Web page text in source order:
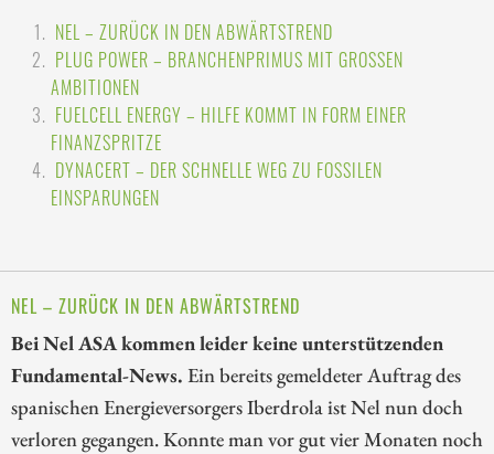
NEL – ZURÜCK IN DEN ABWÄRTSTREND
PLUG POWER – BRANCHENPRIMUS MIT GROSSEN A
MBITIONEN
FUELCELL ENERGY – HILFE KOMMT IN FORM EINER
FINANZSPRITZE
DYNACERT – DER SCHNELLE WEG ZU FOSSILEN
EINSPARUNGEN
NEL – ZURÜCK IN DEN ABWÄRTSTREND
Bei Nel ASA kommen leider keine unterstützenden
Fundamental-News. Ein bereits gemeldeter Auftrag des
spanischen Energieversorgers Iberdrola ist Nel nun doch
verloren gegangen. Konnte man vor gut vier Monaten noch